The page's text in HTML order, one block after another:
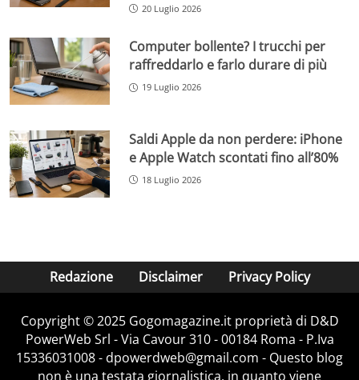
20 Luglio 2026
Computer bollente? I trucchi per
raffreddarlo e farlo durare di più
19 Luglio 2026
Saldi Apple da non perdere: iPhone
e Apple Watch scontati fino all’80%
18 Luglio 2026
Redazione Disclaimer Privacy Policy
Copyright © 2025 Gogomagazine.it proprietà di D&D
PowerWeb Srl - Via Cavour 310 - 00184 Roma - P.Iva
15336031008 - dpowerdweb@gmail.com - Questo blog
non è una testata giornalistica, in quanto viene